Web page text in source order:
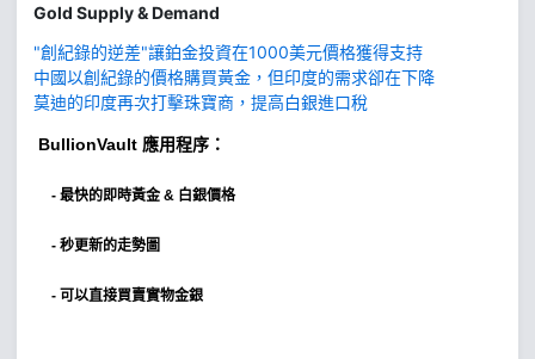
Gold Supply & Demand
"創紀錄的逆差"讓鉑金投資在1000美元價格獲得支持
中國以創紀錄的價格購買黃金，但印度的需求卻在下降
莫迪的印度再次打擊珠寶商，提高白銀進口稅
BullionVault 應用程序：
- 最快的即時黃金 & 白銀價格
- 秒更新的走勢圖
- 可以直接買賣實物金銀